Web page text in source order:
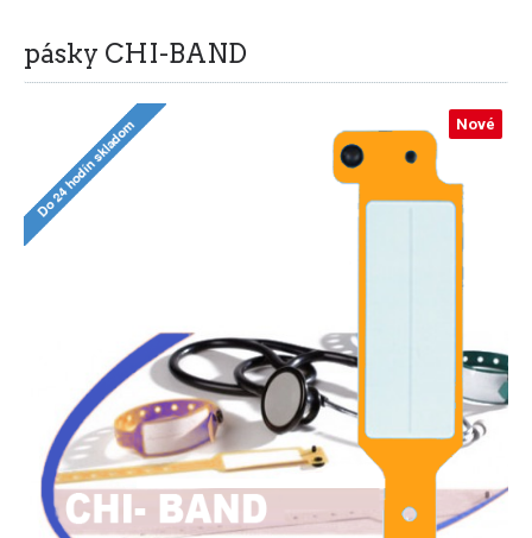
pásky CHI-BAND
Nové